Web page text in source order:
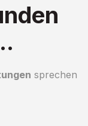
sprechen